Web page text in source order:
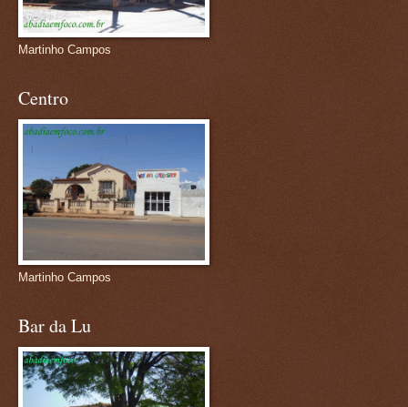
Martinho Campos
Centro
Martinho Campos
Bar da Lu